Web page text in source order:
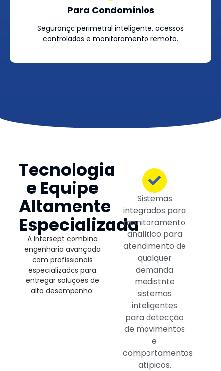
Para Condomínios
Segurança perimetral inteligente, acessos
controlados e monitoramento remoto.
Tecnologia
e Equipe
Altamente
Especializada
A Intersept combina
engenharia avançada
com profissionais
especializados para
entregar soluções de
alto desempenho:
Sistemas
integrados para
monitoramento
analítico para
atendimento de
qualquer
demanda
medistnte
sistemas
inteligentes
para detecção
de movimentos
e
comportamentos
atípicos.